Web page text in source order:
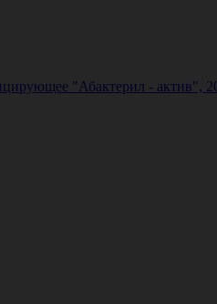
"Абактерил - актив",